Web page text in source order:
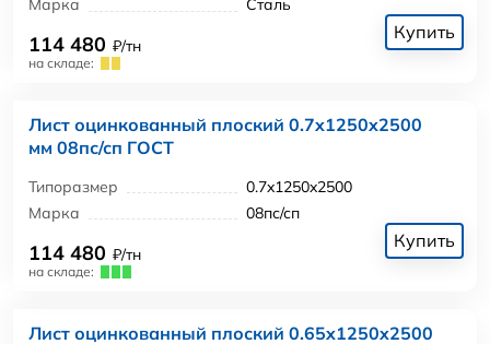
Марка
Сталь
114 480 ₽/тн
на складе:
Купить
Лист оцинкованный плоский 0.7x1250x2500
мм 08пс/сп ГОСТ
Типоразмер
0.7x1250x2500
Марка
08пс/сп
114 480 ₽/тн
на складе:
Купить
Лист оцинкованный плоский 0.65x1250x2500